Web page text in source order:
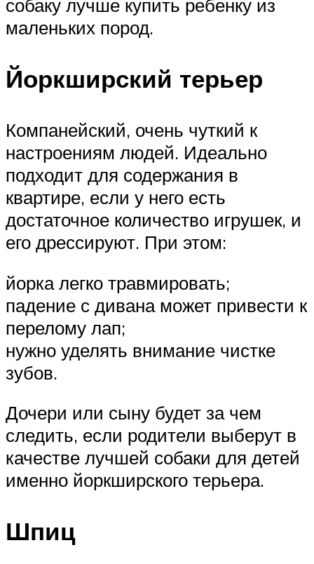
собаку лучше купить ребенку из
маленьких пород.
Йоркширский терьер
Компанейский, очень чуткий к
настроениям людей. Идеально
подходит для содержания в
квартире, если у него есть
достаточное количество игрушек, и
его дрессируют. При этом:
йорка легко травмировать;
падение с дивана может привести к
перелому лап;
нужно уделять внимание чистке
зубов.
Дочери или сыну будет за чем
следить, если родители выберут в
качестве лучшей собаки для детей
именно йоркширского терьера.
Шпиц